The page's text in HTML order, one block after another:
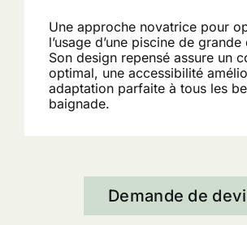
Une approche novatrice pour
l’usage d’une piscine de
Son design repensé assure un
optimal, une accessibilité
adaptation parfaite à tous les
baignade.
Demande de